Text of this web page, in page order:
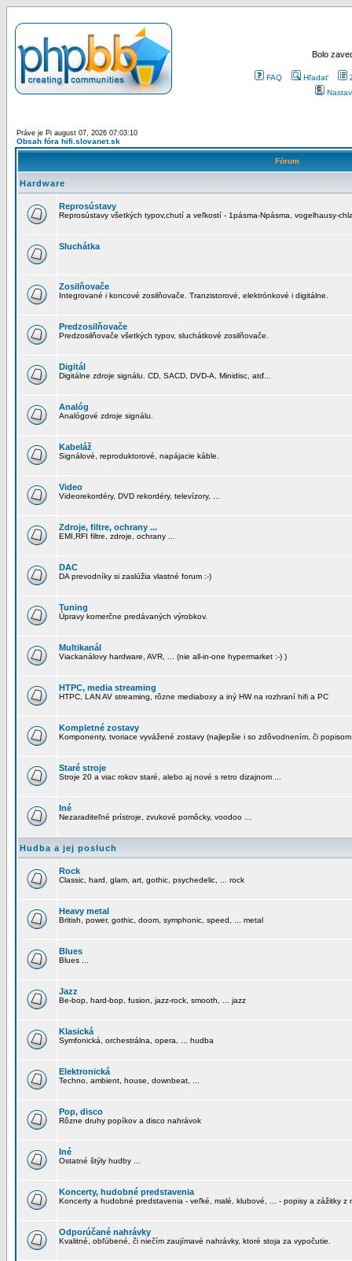
Bolo
FAQ Hľadať
Práve je Pi august 07, 2026 07:03:10
Obsah fóra hifi.slovanet.sk
Fórum
Hardware
Reprosústavy
Reprosústavy všetkých typov,chutí a veľkostí - 1pásma-Npásma, vogelhausy-
Sluchátka
Zosilňovače
Integrované i koncové zosilňovače. Tranzistorové, elektrónkové i digitálne.
Predzosilňovače
Predzosilňovače všetkých typov, sluchátkové zosilňovače.
Digitál
Digitálne zdroje signálu. CD, SACD, DVD-A, Minidisc, atď...
Analóg
Analógové zdroje signálu.
Kabeláž
Signálové, reproduktorové, napájacie káble.
Video
Videorekordéry, DVD rekordéry, televízory, ...
Zdroje, filtre, ochrany ...
EMI,RFI filtre, zdroje, ochrany ...
DAC
DA prevodníky si zaslúžia vlastné forum :-)
Tuning
Úpravy komerčne predávaných výrobkov.
Multikanál
Viackanálovy hardware, AVR, ... (nie all-in-one hypermarket :-) )
HTPC, media streaming
HTPC, LAN AV streaming, rôzne mediaboxy a iný HW na rozhraní hifi a PC
Kompletné zostavy
Komponenty, tvoriace vyvážené zostavy (najlepšie i so zdôvodnením, či
Staré stroje
Stroje 20 a viac rokov staré, alebo aj nové s retro dizajnom ...
Iné
Nezaraditeľné prístroje, zvukové pomôcky, voodoo ...
Hudba a jej posluch
Rock
Classic, hard, glam, art, gothic, psychedelic, ... rock
Heavy metal
British, power, gothic, doom, symphonic, speed, ... metal
Blues
Blues ...
Jazz
Be-bop, hard-bop, fusion, jazz-rock, smooth, ... jazz
Klasická
Symfonická, orchestrálna, opera, ... hudba
Elektronická
Techno, ambient, house, downbeat, ...
Pop, disco
Rôzne druhy popíkov a disco nahrávok
Iné
Ostatné štýly hudby ...
Koncerty, hudobné predstavenia
Koncerty a hudobné predstavenia - veľké, malé, klubové, ... - popisy a zážitky z
Odporúčané nahrávky
Kvalitné, obľúbené, či niečím zaujímavé nahrávky, ktoré stoja za vypočutie.